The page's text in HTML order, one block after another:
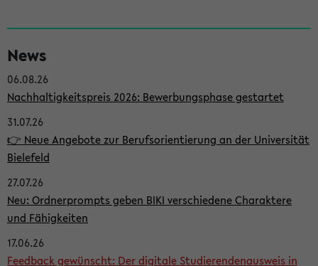
e
i
t
e
n
l
e
i
s
News
06.08.26
Nachhaltigkeitspreis 2026: Bewerbungsphase gestartet
31.07.26
👉 Neue Angebote zur Berufsorientierung an der Universität
Bielefeld
27.07.26
Neu: Ordnerprompts geben BIKI verschiedene Charaktere
und Fähigkeiten
17.06.26
Feedback gewünscht: Der digitale Studierendenausweis in